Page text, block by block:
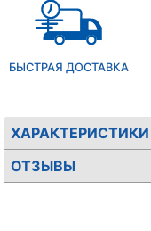
БЫСТРАЯ ДОСТАВКА
ХАРАКТЕРИСТИКИ
ОТЗЫВЫ